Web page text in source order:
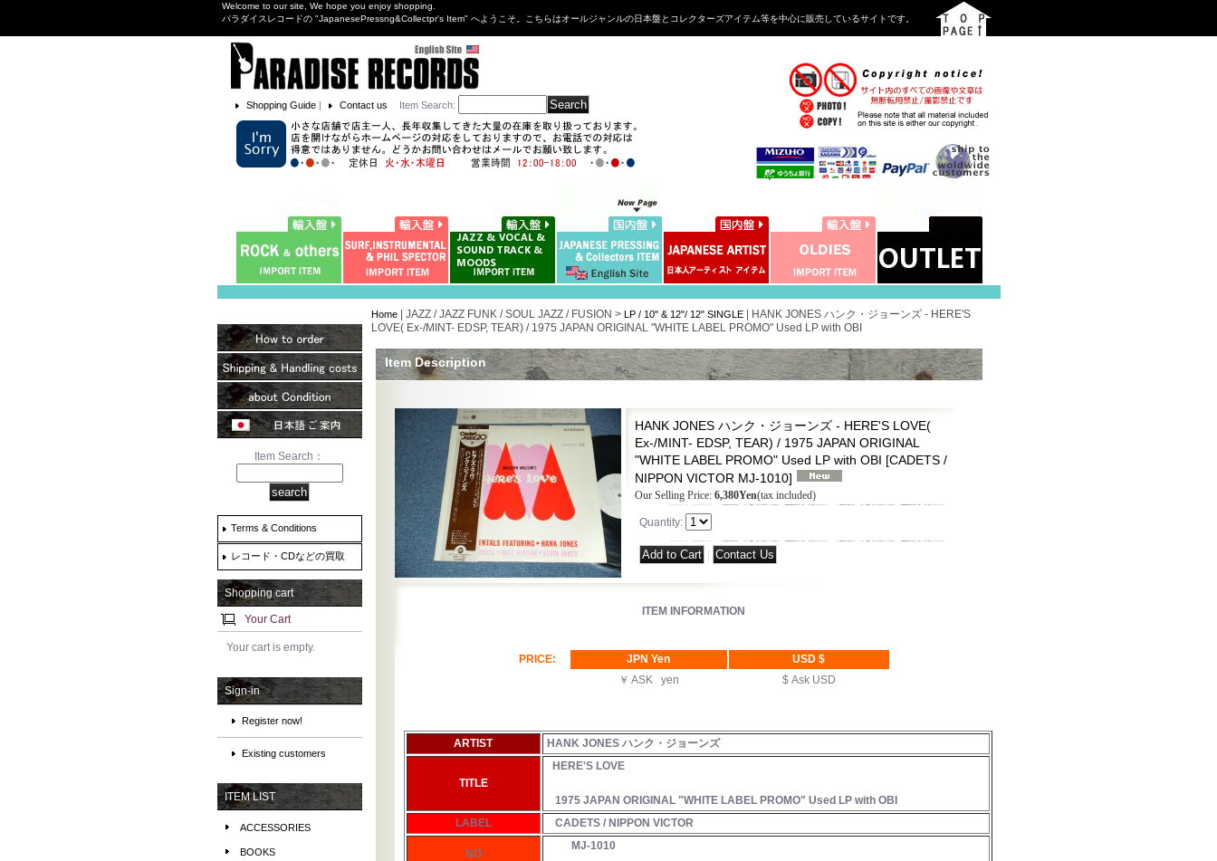
Welcome to our site, We hope you enjoy shopping.
パラダイスレコードの "JapanesePressng&Collectpr's Item" へようこそ。こちらはオールジャンルの日本盤とコレクターズアイテム等を中心に販売しているサイトです。
Shopping Guide| Contact us Item Search:
Item Search：
Terms & Conditions
レコード・CDなどの買取
Shopping cart
Your Cart
Your cart is empty.
Sign-in
Register now!
Existing customers
ITEM LIST
ACCESSORIES
BOOKS
Home| JAZZ / JAZZ FUNK / SOUL JAZZ / FUSION > LP / 10" & 12"/ 12" SINGLE|
HANK JONES ハンク・ジョーンズ - HERE'S
LOVE( Ex-/MINT- EDSP, TEAR) / 1975 JAPAN ORIGINAL "WHITE LABEL PROMO" Used LP with OBI
Item Description
HANK JONES ハンク・ジョーンズ - HERE'S LOVE(
Ex-/MINT- EDSP, TEAR) / 1975 JAPAN ORIGINAL
"WHITE LABEL PROMO" Used LP with OBI [CADETS /
NIPPON VICTOR MJ-1010]
Our Selling Price: 6,380Yen(tax included)
Quantity:
ITEM INFORMATION
PRICE: JPN Yen
USD $
￥ ASK yen
$ Ask USD
ARTIST HANK JONES ハンク・ジョーンズ
TITLE
HERE'S LOVE
1975 JAPAN ORIGINAL "WHITE LABEL PROMO" Used LP with OBI
LABEL
CADETS / NIPPON VICTOR
NO
MJ-1010